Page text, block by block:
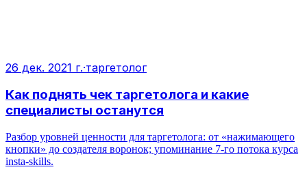
26 дек. 2021 г.·таргетолог
Как поднять чек таргетолога и какие
специалисты останутся
Разбор уровней ценности для таргетолога: от «нажимающего
кнопки» до создателя воронок; упоминание 7-го потока курса
insta-skills.